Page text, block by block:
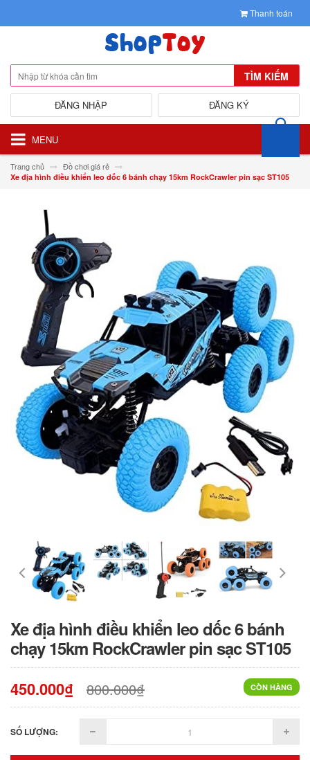
Thanh toán
TÌM KIẾM
ĐĂNG KÝ
ĐĂNG NHẬP
MENU
Trang chủ Đồ chơi giá rẻ
Xe địa hình điều khiển leo dốc 6 bánh chạy 15km RockCrawler pin sạc ST105
Xe địa hình điều khiển leo dốc 6 bánh
chạy 15km RockCrawler pin sạc ST105
CÒN HÀNG
450.000₫ 800.000₫
SỐ LƯỢNG: